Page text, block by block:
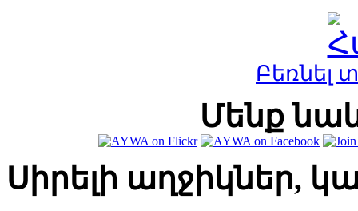
Բեռնել
Մենք
Սիրելի աղջիկներ,